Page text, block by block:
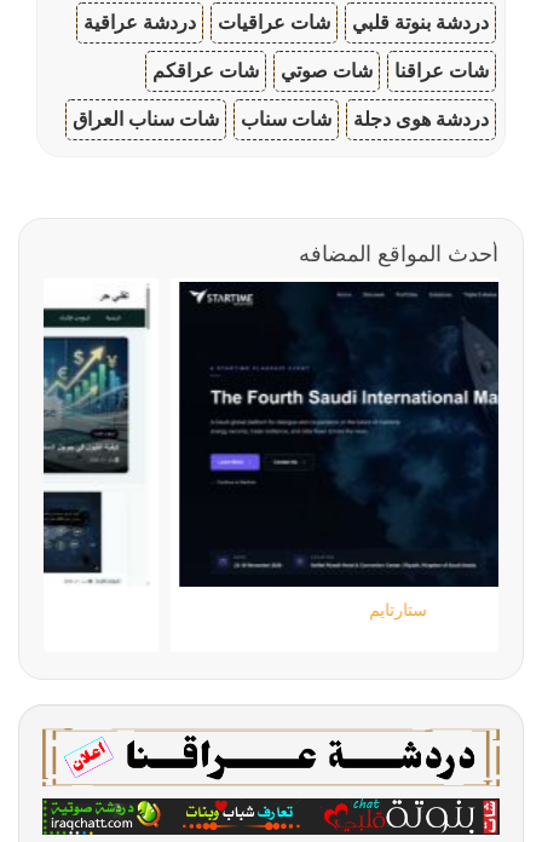
دردشة بنوتة قلبي شات عراقيات دردشة عراقية
شات عراقنا شات صوتي شات عراقكم
دردشة هوى دجلة شات سناب شات سناب العراق
أحدث المواقع المضافه